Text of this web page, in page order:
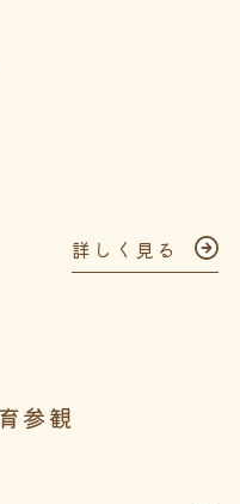
詳しく見る
参観